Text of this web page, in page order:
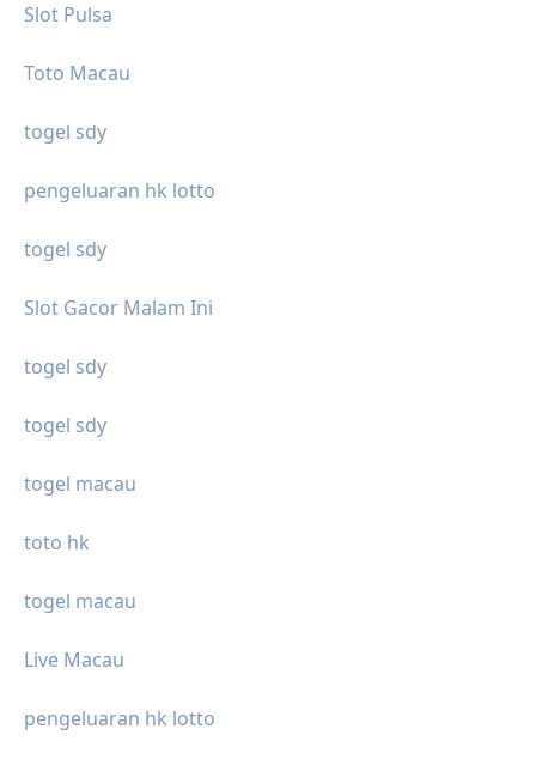
Slot Pulsa
Toto Macau
togel sdy
pengeluaran hk lotto
togel sdy
Slot Gacor Malam Ini
togel sdy
togel sdy
togel macau
toto hk
togel macau
Live Macau
pengeluaran hk lotto